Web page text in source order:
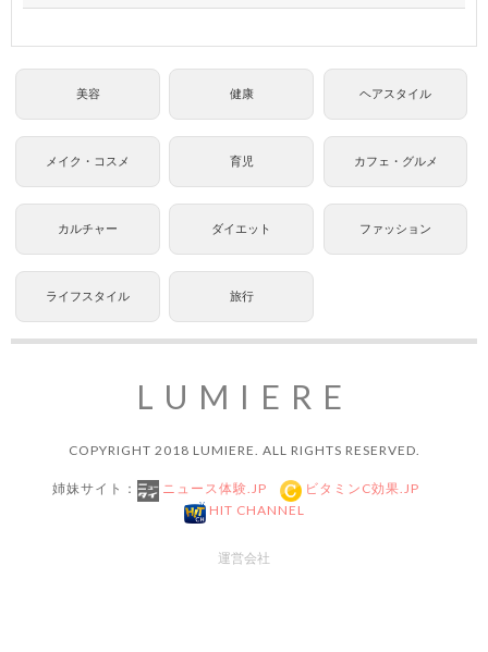
美容 健康 ヘアスタイル
メイク・コスメ 育児 カフェ・グルメ
カルチャー ダイエット ファッション
ライフスタイル 旅行
LUMIERE
COPYRIGHT 2018 LUMIERE. ALL RIGHTS RESERVED.
姉妹サイト： ニュース体験.JP
ビタミンC効果.JP
HIT CHANNEL
運営会社